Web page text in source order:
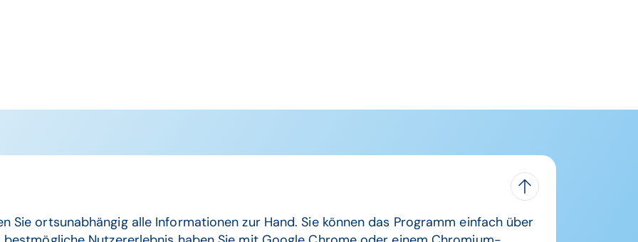
Sie ortsunabhängig alle Informationen zur Hand. Sie können das Programm einfach über